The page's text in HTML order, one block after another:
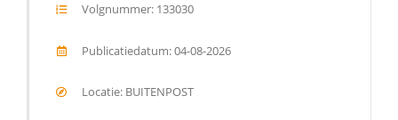
Volgnummer: 133030
Publicatiedatum: 04-08-2026
Locatie: BUITENPOST